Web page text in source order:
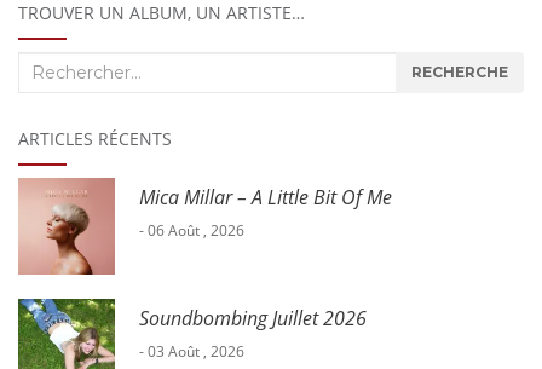
TROUVER UN ALBUM, UN ARTISTE…
Recherche
RECHERCHE
ARTICLES RÉCENTS
Mica Millar – A Little Bit Of Me
- 06 Août , 2026
Soundbombing Juillet 2026
- 03 Août , 2026